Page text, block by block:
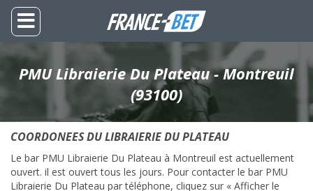
PMU Libraierie Du Plateau - Montreuil
(93100)
COORDONEES DU LIBRAIERIE DU PLATEAU
Le bar PMU Libraierie Du Plateau à Montreuil est actuellement
ouvert. il est ouvert tous les jours. Pour contacter le bar PMU
Libraierie Du Plateau par téléphone, cliquez sur « Afficher le